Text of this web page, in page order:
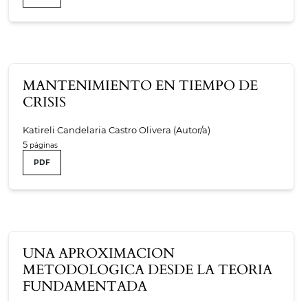
MANTENIMIENTO EN TIEMPO DE
CRISIS
Katireli Candelaria Castro Olivera (Autor/a)
5
PDF
UNA APROXIMACION
METODOLOGICA DESDE LA TEORIA
FUNDAMENTADA